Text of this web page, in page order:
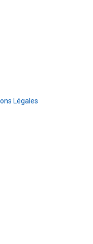
Légales